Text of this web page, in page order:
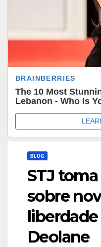
BLOG
STJ
sobre
liberdade
Deolane